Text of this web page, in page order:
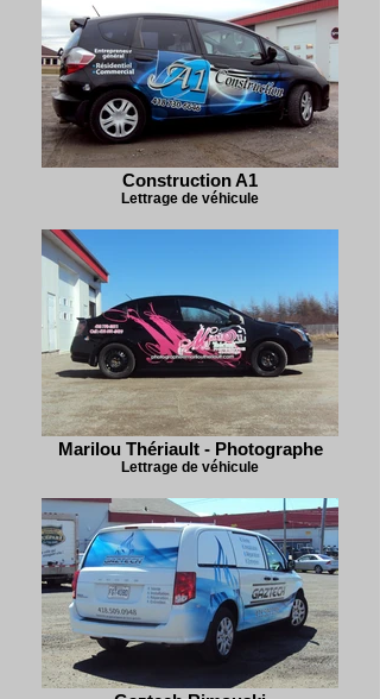
Construction A1
Lettrage de véhicule
Marilou Thériault - Photographe
Lettrage de véhicule